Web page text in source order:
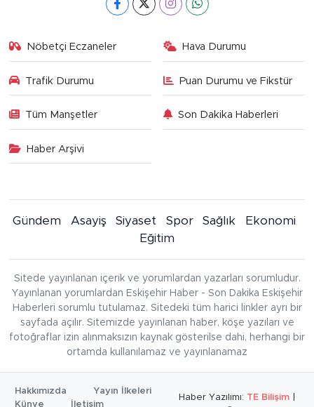
Nöbetçi Eczaneler Hava Durumu
Trafik Durumu Puan Durumu ve Fikstür
Tüm Manşetler Son Dakika Haberleri
Haber Arşivi
Gündem Asayiş Siyaset Spor Sağlık
Ekonomi
Eğitim
Sitede yayınlanan içerik ve yorumlardan yazarları sorumludur.
Yayınlanan yorumlardan Eskişehir Haber - Son Dakika Eskişehir
Haberleri sorumlu tutulamaz. Sitedeki tüm harici linkler ayrı bir
sayfada açılır. Sitemizde yayınlanan haber, köşe yazıları ve
fotoğraflar izin alınmaksızın kaynak gösterilse dahi, herhangi bir
ortamda kullanılamaz ve yayınlanamaz
Hakkımızda
Yayın İlkeleri
Künye
İletişim
Haber Yazılımı: TE Bilişim